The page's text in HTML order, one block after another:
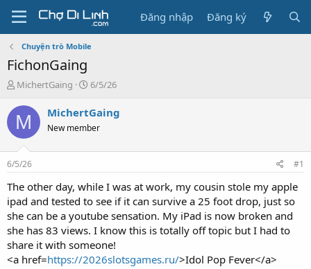
Đăng nhập Đăng ký
Chuyện trò Mobile
FichonGaing
T
r
e
a
s
t
a
t
e
r
MichertGaing
N
à
g
6/5/26
M MichertGaing
New member
6/5/26 #1
The other day, while I was at work, my cousin stole my apple
ipad and tested to see if it can survive a 25 foot drop, just so
she can be a youtube sensation. My iPad is now broken and
she has 83 views. I know this is totally off topic but I had to
share it with someone!
<a href=https://2026slotsgames.ru/>Idol Pop Fever</a>